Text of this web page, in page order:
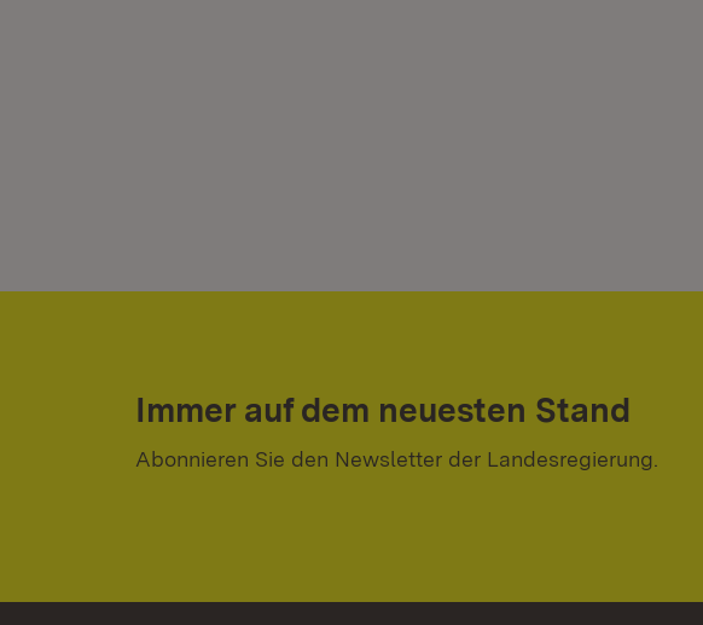
Immer auf dem neuesten Stand
Abonnieren Sie den Newsletter der Landesregierung.